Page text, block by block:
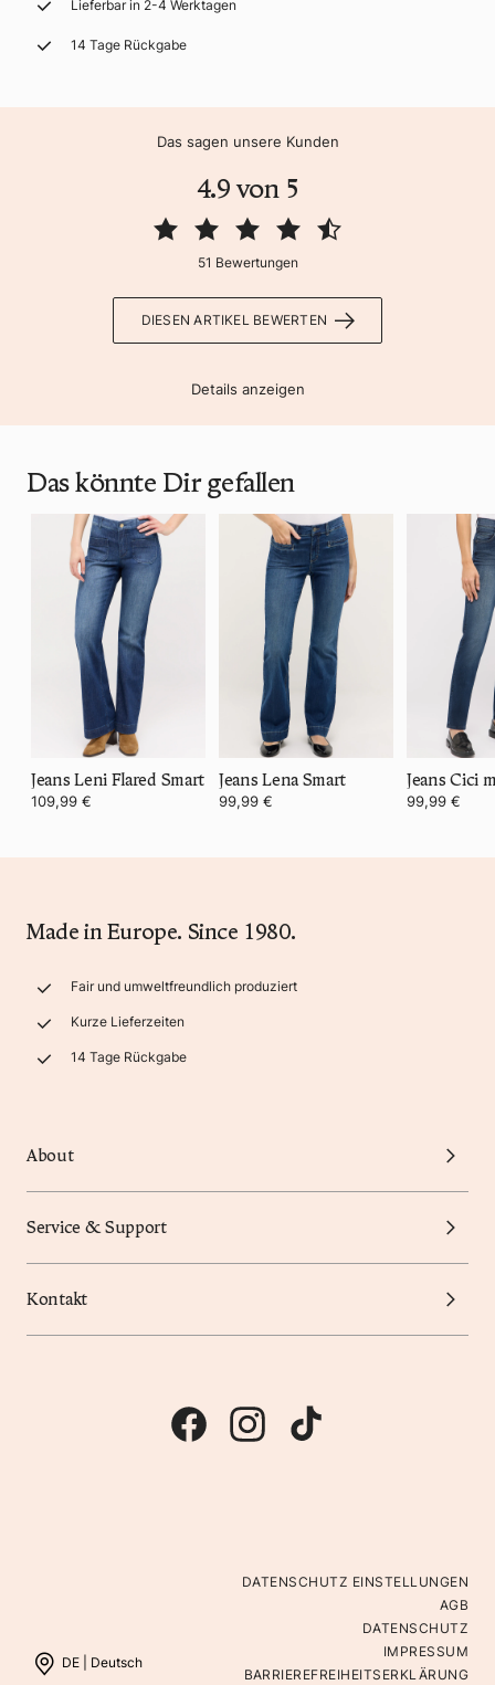
Lieferbar in 2-4 Werktagen
14 Tage Rückgabe
Das sagen unsere Kunden
4.9 von 5
51 Bewertungen
DIESEN ARTIKEL BEWERTEN
Details anzeigen
Das könnte Dir gefallen
Jeans Leni Flared Smart
109,99 €
Jeans Lena Smart
99,99 € 99,99 €
Made in Europe. Since 1980.
Fair und umweltfreundlich produziert
Kurze Lieferzeiten
14 Tage Rückgabe
About
Service & Support
Kontakt
DE | Deutsch
DATENSCHUTZ EINSTELLUNGEN
AGB
DATENSCHUTZ
IMPRESSUM
BARRIEREFREIHEITSERKLÄRUNG